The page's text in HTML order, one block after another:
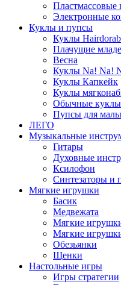
Пластмассовые
Электронные
Куклы и пупсы
Куклы
Плачущие
Весна
Куклы Na! Na!
Куклы Капкейк
Куклы
Обычные куклы
Пупсы для
ЛЕГО
Музыкальные
Гитары
Духовные
Ксилофон
Синтезаторы и
Мягкие игрушки
Басик
Медвежата
Мягкие
Мягкие
Обезьянки
Щенки
Настольные игры
Игры стратегии